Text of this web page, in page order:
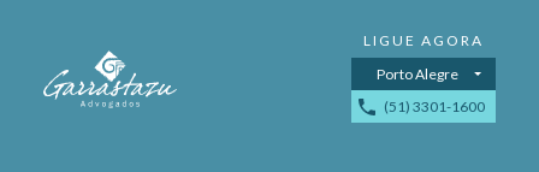
Porto Alegre
(51) 3301-1600